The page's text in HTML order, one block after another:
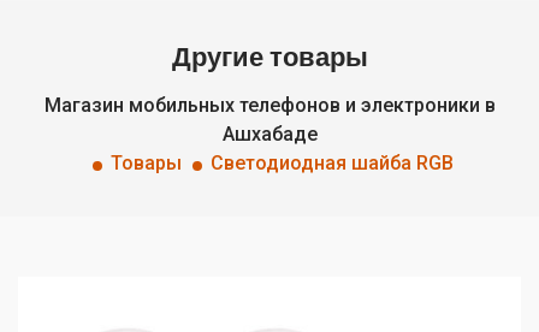
Другие товары
Магазин мобильных телефонов и электроники в
Ашхабаде
Товары
Светодиодная шайба RGB